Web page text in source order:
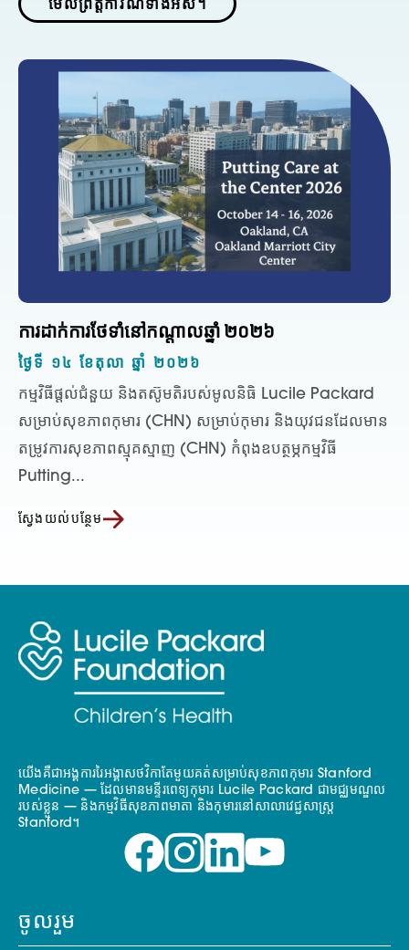
មើលព្រឹត្តិការណ៍ទាំងអស់។
ការដាក់ការថែទាំនៅកណ្តាលឆ្នាំ ២០២៦
ថ្ងៃទី ១៤ ខែតុលា ឆ្នាំ ២០២៦
កម្មវិធីផ្តល់ជំនួយ និងតស៊ូមតិរបស់មូលនិធិ Lucile Packard
សម្រាប់សុខភាពកុមារ (CHN) សម្រាប់កុមារ និងយុវជនដែលមាន
តម្រូវការសុខភាពស្មុគស្មាញ (CHN) កំពុងឧបត្ថម្ភកម្មវិធី
Putting...
ស្វែងយល់បន្ថែម
យើងគឺជាអង្គការរៃអង្គាសថវិកាតែមួយគត់សម្រាប់សុខភាពកុមារ Stanford
Medicine — ដែលមានមន្ទីរពេទ្យកុមារ Lucile Packard ជាមជ្ឈមណ្ឌល
របស់ខ្លួន — និងកម្មវិធីសុខភាពមាតា និងកុមារនៅសាលាវេជ្ជសាស្ត្រ
Stanford។
ចូលរួម